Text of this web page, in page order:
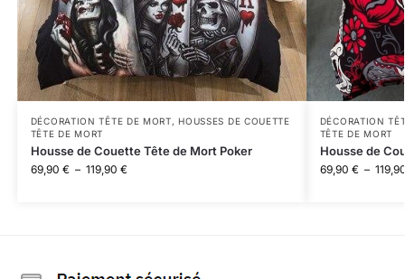
DÉCORATION TÊTE DE MORT,HOUSSES DE COUETTE
TÊTE DE MORT
Housse de Couette Tête de Mort Poker
69,90 € – 119,90 €
DÉCORATION
TÊTE DE MORT
Housse de
69,90 € –